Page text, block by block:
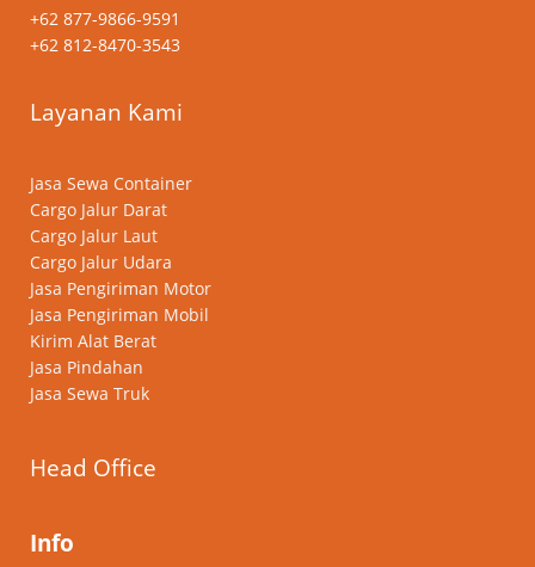
+62 877-9866-9591
+62 812-8470-3543
Layanan Kami
Jasa Sewa Container
Cargo Jalur Darat
Cargo Jalur Laut
Cargo Jalur Udara
Jasa Pengiriman Motor
Jasa Pengiriman Mobil
Kirim Alat Berat
Jasa Pindahan
Jasa Sewa Truk
Head Office
Info